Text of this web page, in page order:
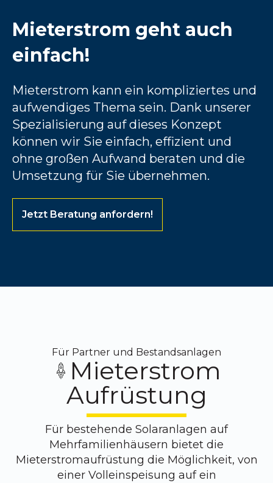
Mieterstrom geht auch
einfach!
Mieterstrom kann ein kompliziertes und
aufwendiges Thema sein. Dank unserer
Spezialisierung auf dieses Konzept
können wir Sie einfach, effizient und
ohne großen Aufwand beraten und die
Umsetzung für Sie übernehmen.
Jetzt Beratung anfordern!
Für Partner und Bestandsanlagen
Mieterstrom
Aufrüstung
Für bestehende Solaranlagen auf
Mehrfamilienhäusern bietet die
Mieterstromaufrüstung die Möglichkeit, von
einer Volleinspeisung auf ein